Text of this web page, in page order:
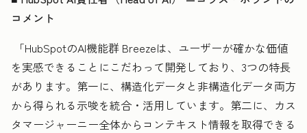
コメント
「HubSpotのAI機能群 Breezeは、ユーザーが確かな価値
を実感できることにこだわって開発しており、3つの特長
があります。第一に、構造化データと非構造化データ両方
から得られる示唆を統合・活用しています。第二に、カス
タマージャーニー全体からコンテキスト情報を取得できる